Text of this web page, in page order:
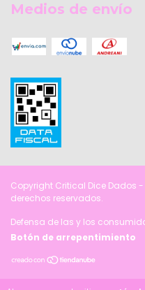
Medios de envío
Copyright Critical Dice Dados
derechos reservados.
Defensa de las y los
Botón de arrepentimiento